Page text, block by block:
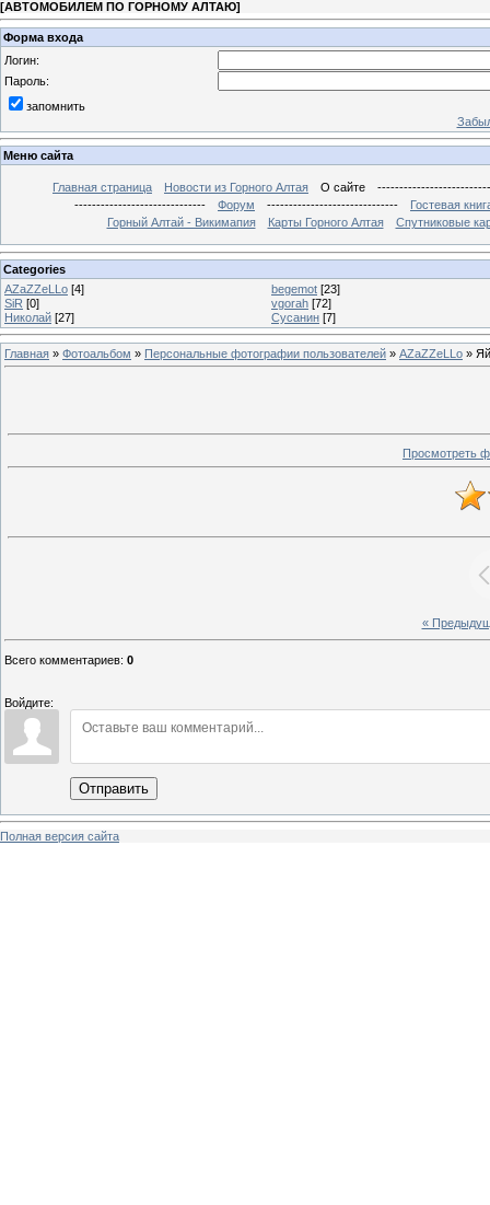
[АВТОМОБИЛЕМ ПО ГОРНОМУ АЛТАЮ]
Форма входа
Логин:
Пароль:
запомнить
Меню сайта
Главная страница Новости из Горного Алтая О сайте
------------------------------
Форум ------------------------------
Гостевая
Горный Алтай - Викимапия
Карты Горного Алтая Спутниковые
Categories
AZaZZeLLo [4] begemot [23]
SiR [0] vgorah [72]
Николай [27] Сусанин [7]
Главная » Фотоальбом » Персональные фотографии пользователей » AZaZZeLLo »
Просмотреть
«
Всего комментариев: 0
Войдите:
Отправить
Полная версия сайта